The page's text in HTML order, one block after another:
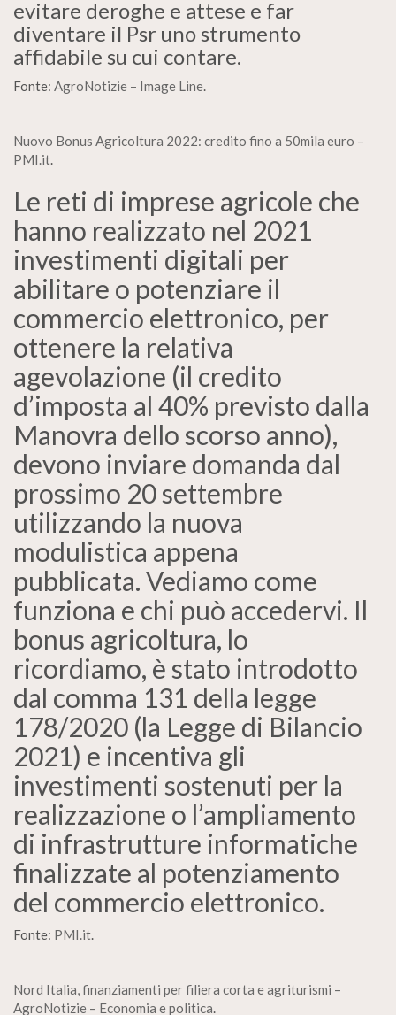
evitare deroghe e attese e far
diventare il Psr uno strumento
affidabile su cui contare.
Fonte: AgroNotizie – Image Line.
Nuovo Bonus Agricoltura 2022: credito fino a 50mila euro –
PMI.it.
Le reti di imprese agricole che
hanno realizzato nel 2021
investimenti digitali per
abilitare o potenziare il
commercio elettronico, per
ottenere la relativa
agevolazione (il credito
d’imposta al 40% previsto dalla
Manovra dello scorso anno),
devono inviare domanda dal
prossimo 20 settembre
utilizzando la nuova
modulistica appena
pubblicata. Vediamo come
funziona e chi può accedervi. Il
bonus agricoltura, lo
ricordiamo, è stato introdotto
dal comma 131 della legge
178/2020 (la Legge di Bilancio
2021) e incentiva gli
investimenti sostenuti per la
realizzazione o l’ampliamento
di infrastrutture informatiche
finalizzate al potenziamento
del commercio elettronico.
Fonte: PMI.it.
Nord Italia, finanziamenti per filiera corta e agriturismi –
AgroNotizie – Economia e politica.